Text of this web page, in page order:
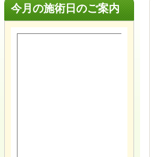
今月の施術日のご案内